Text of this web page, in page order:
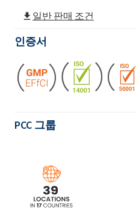
일반 판매 조건
인증서
PCC 그룹
프로폭실화)
ROKAnol(폴리
ROKAnol(폴리
ROKAnol(폴리옥